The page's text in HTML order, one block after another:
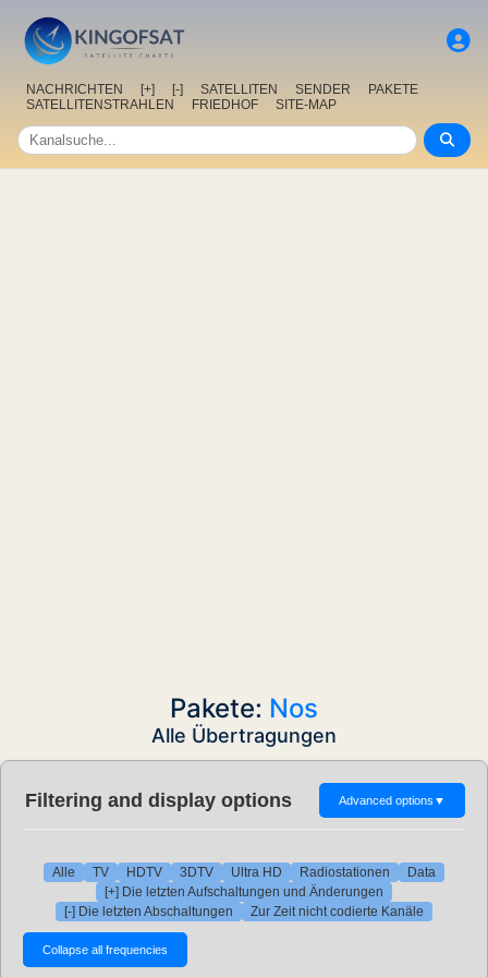
NACHRICHTEN [+] [-] SATELLITEN SENDER
PAKETE
SATELLITENSTRAHLEN
FRIEDHOF SITE-MAP
Pakete: Nos
Alle Übertragungen
Filtering and display options Advanced options ▼
Alle TV HDTV 3DTV Ultra HD Radiostationen
Data
[+] Die letzten Aufschaltungen und Änderungen
[-] Die letzten Abschaltungen
Zur Zeit nicht codierte Kanäle